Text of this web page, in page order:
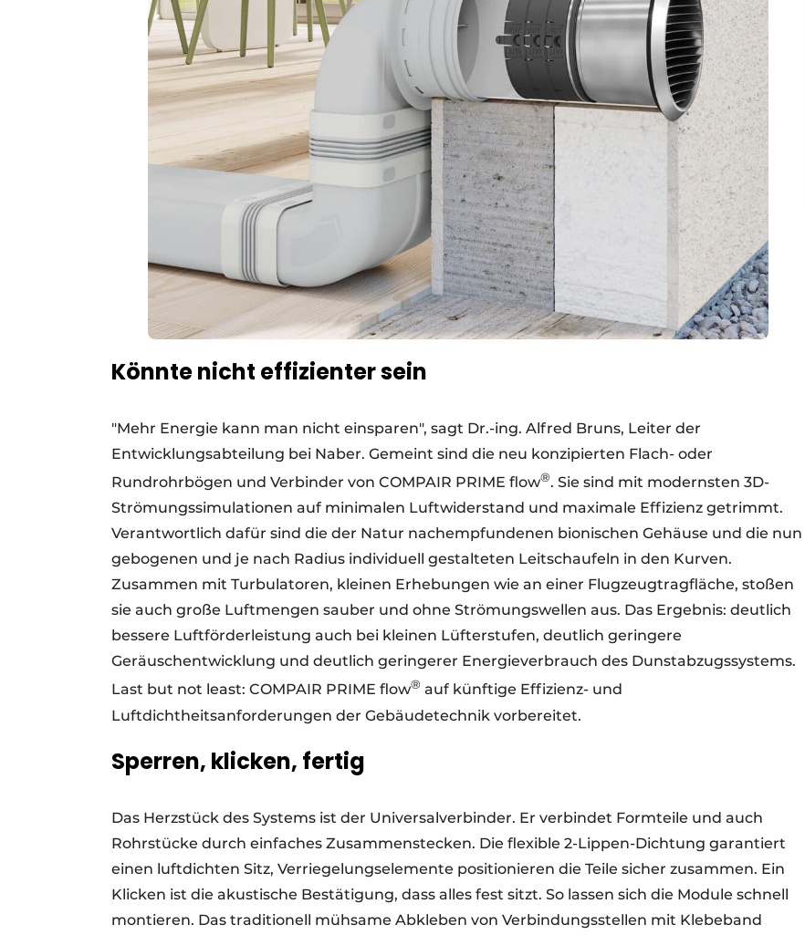
Könnte nicht effizienter sein
"Mehr Energie kann man nicht einsparen", sagt Dr.-ing. Alfred Bruns, Leiter der
Entwicklungsabteilung bei Naber. Gemeint sind die neu konzipierten Flach- oder
Rundrohrbögen und Verbinder von COMPAIR PRIME flow®. Sie sind mit modernsten 3D-
Strömungssimulationen auf minimalen Luftwiderstand und maximale Effizienz getrimmt.
Verantwortlich dafür sind die der Natur nachempfundenen bionischen Gehäuse und die nun
gebogenen und je nach Radius individuell gestalteten Leitschaufeln in den Kurven.
Zusammen mit Turbulatoren, kleinen Erhebungen wie an einer Flugzeugtragfläche, stoßen
sie auch große Luftmengen sauber und ohne Strömungswellen aus. Das Ergebnis: deutlich
bessere Luftförderleistung auch bei kleinen Lüfterstufen, deutlich geringere
Geräuschentwicklung und deutlich geringerer Energieverbrauch des Dunstabzugssystems.
Last but not least: COMPAIR PRIME flow® auf künftige Effizienz- und
Luftdichtheitsanforderungen der Gebäudetechnik vorbereitet.
Sperren, klicken, fertig
Das Herzstück des Systems ist der Universalverbinder. Er verbindet Formteile und auch
Rohrstücke durch einfaches Zusammenstecken. Die flexible 2-Lippen-Dichtung garantiert
einen luftdichten Sitz, Verriegelungselemente positionieren die Teile sicher zusammen. Ein
Klicken ist die akustische Bestätigung, dass alles fest sitzt. So lassen sich die Module schnell
montieren. Das traditionell mühsame Abkleben von Verbindungsstellen mit Klebeband